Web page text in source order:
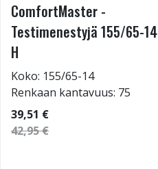
ComfortMaster -
Testimenestyjä 155/65-14
H
Koko: 155/65-14
Renkaan kantavuus: 75
39,51 €
42,95 €